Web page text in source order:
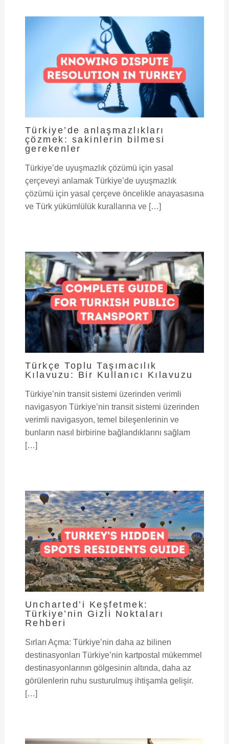
Türkiye’de anlaşmazlıkları
çözmek: sakinlerin bilmesi
gerekenler
Türkiye’de uyuşmazlık çözümü için yasal
çerçeveyi anlamak Türkiye’de uyuşmazlık
çözümü için yasal çerçeve öncelikle anayasasına
ve Türk yükümlülük kurallarına ve […]
Türkçe Toplu Taşımacılık
Kılavuzu: Bir Kullanıcı Kılavuzu
Türkiye’nin transit sistemi üzerinden verimli
navigasyon Türkiye’nin transit sistemi üzerinden
verimli navigasyon, temel bileşenlerinin ve
bunların nasıl birbirine bağlandıklarını sağlam
[…]
Uncharted’i Keşfetmek:
Türkiye’nin Gizli Noktaları
Rehberi
Sırları Açma: Türkiye’nin daha az bilinen
destinasyonları Türkiye’nin kartpostal mükemmel
destinasyonlarının gölgesinin altında, daha az
görülenlerin ruhu susturulmuş ihtişamla gelişir.
[…]